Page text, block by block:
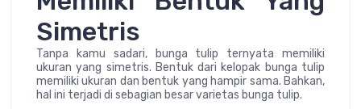
Simetris
Tanpa kamu sadari, bunga tulip ternyata memiliki
ukuran yang simetris. Bentuk dari kelopak bunga tulip
memiliki ukuran dan bentuk yang hampir sama. Bahkan,
hal ini terjadi di sebagian besar varietas bunga tulip.